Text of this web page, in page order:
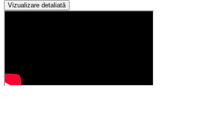
Vizualizare detaliată